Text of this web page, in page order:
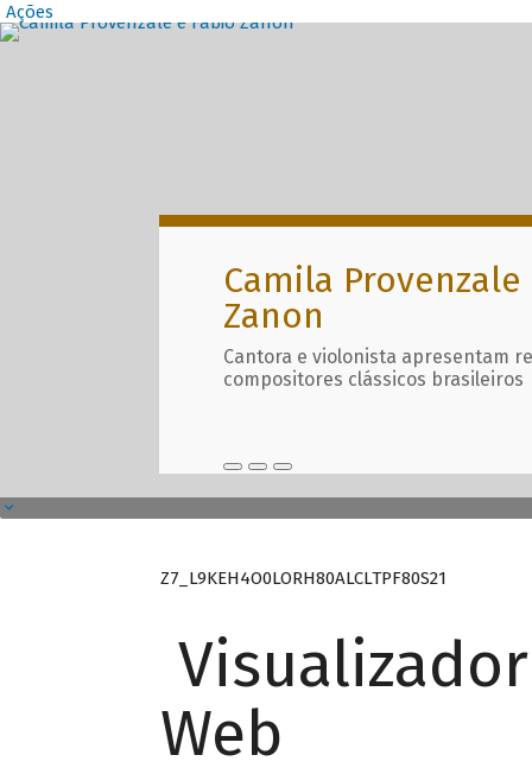
Ações
Destaques
Camila Provenzale
Zanon
Cantora e violonista apresentam
compositores clássicos brasileiros
Z7_L9KEH4O0LORH80ALCLTPF80S21
Web